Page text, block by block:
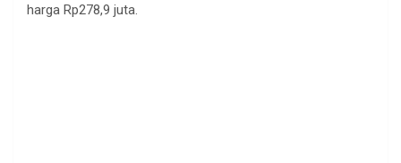
harga Rp278,9 juta.